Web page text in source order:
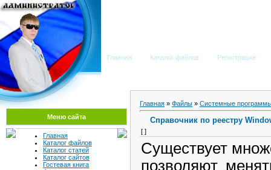
Главная Каталог файлов Регистрация
Меню сайта
Главная
Каталог файлов
Каталог статей
Каталог сайтов
Гостевая книга
Главная » Файлы » Системные
Справочник по реестру
[ ]
Существует
позволяют